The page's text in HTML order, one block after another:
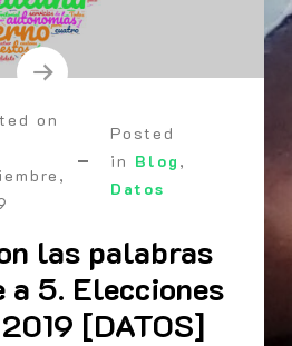
on
Posted
in Blog ,
Datos
las palabras
a 5. Elecciones
[DATOS]